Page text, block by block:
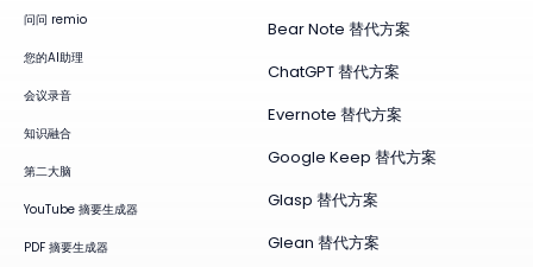
问问 remio
您的AI助理
会议录音
知识融合
第二大脑
YouTube 摘要生成器
PDF 摘要生成器
Bear Note 替代方案
ChatGPT 替代方案
Evernote 替代方案
Google Keep 替代方案
Glasp 替代方案
Glean 替代方案